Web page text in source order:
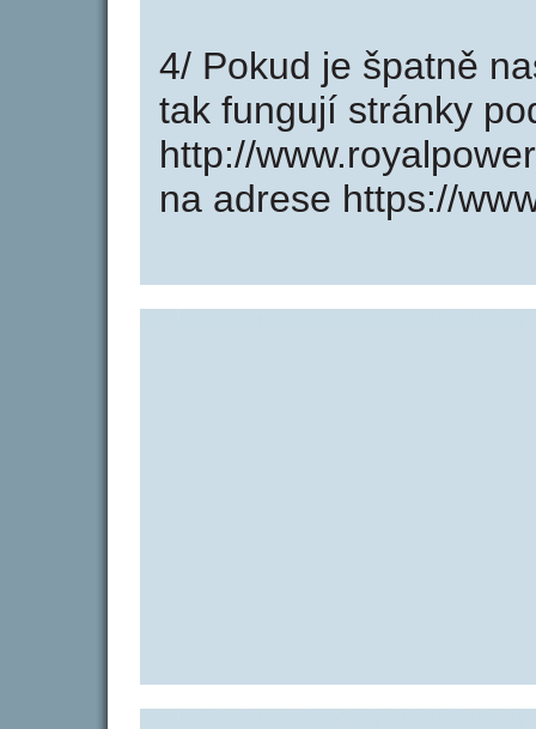
4/ Pokud je špatně
tak fungují stránky
http://
na adrese https://